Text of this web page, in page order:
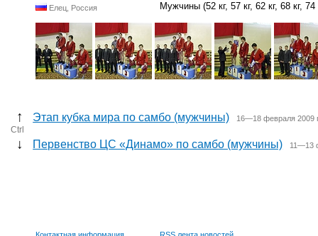
Елец, Россия
Мужчины (52 кг, 57 кг, 62 кг, 68 кг, 74
↑ Этап кубка мира по самбо (мужчины) 16—18 февраля 2009
Ctrl
↓ Первенство ЦС «Динамо» по самбо (мужчины) 11—13